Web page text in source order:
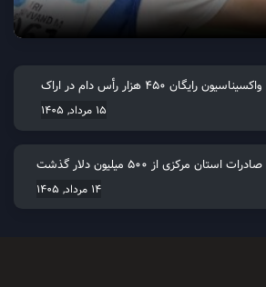
واکسیناسیون رایگان ۴۵۰ هزار رأس دام در اراک
15 مرداد, 1405
صادرات استان مرکزی از 500 میلیون دلار گذشت
14 مرداد, 1405